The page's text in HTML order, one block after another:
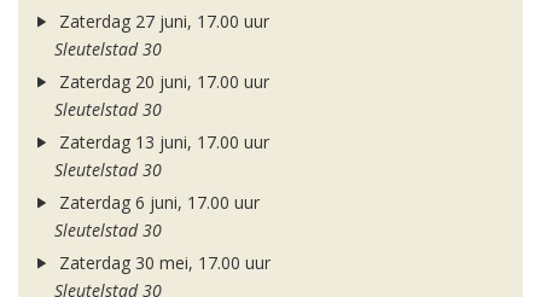
Zaterdag 27 juni, 17.00 uur
Sleutelstad 30
Zaterdag 20 juni, 17.00 uur
Sleutelstad 30
Zaterdag 13 juni, 17.00 uur
Sleutelstad 30
Zaterdag 6 juni, 17.00 uur
Sleutelstad 30
Zaterdag 30 mei, 17.00 uur
Sleutelstad 30